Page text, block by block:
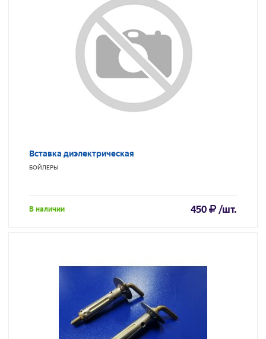
Вставка диэлектрическая
БОЙЛЕРЫ
В наличии 450 /шт.